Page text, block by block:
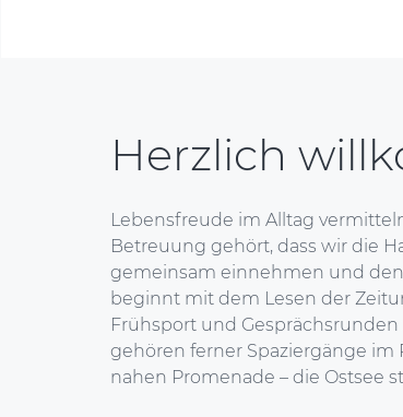
Herzlich
Lebensfreude im Alltag
Betreuung gehört, dass wir die
gemeinsam einnehmen und den
beginnt mit dem Lesen der
Frühsport und
gehören ferner Spaziergänge
nahen Promenade – die Ostsee